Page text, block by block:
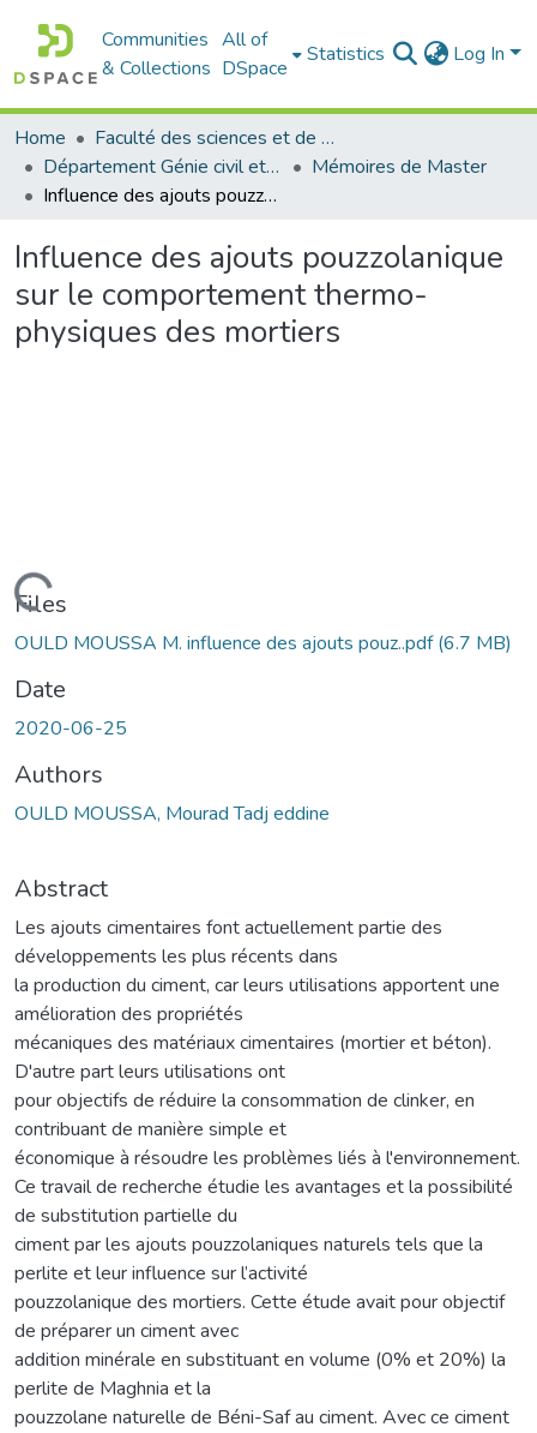
Communities
& Collections
All of
DSpace
Statistics Log In
Home
Faculté des sciences et de la technologie
Département Génie civil et Architecture
Mémoires de Master
Influence des ajouts pouzzolanique sur le comportement thermo-physiques des mortiers
Influence des ajouts pouzzolanique
sur le comportement thermo-
physiques des mortiers
Files
OULD MOUSSA M. influence des ajouts pouz..pdf(6.7 MB)
Date
2020-06-25
Authors
OULD MOUSSA, Mourad Tadj eddine
Abstract
Les ajouts cimentaires font actuellement partie des
développements les plus récents dans
la production du ciment, car leurs utilisations apportent une
amélioration des propriétés
mécaniques des matériaux cimentaires (mortier et béton).
D'autre part leurs utilisations ont
pour objectifs de réduire la consommation de clinker, en
contribuant de manière simple et
économique à résoudre les problèmes liés à l'environnement.
Ce travail de recherche étudie les avantages et la possibilité
de substitution partielle du
ciment par les ajouts pouzzolaniques naturels tels que la
perlite et leur influence sur l’activité
pouzzolanique des mortiers. Cette étude avait pour objectif
de préparer un ciment avec
addition minérale en substituant en volume (0% et 20%) la
perlite de Maghnia et la
pouzzolane naturelle de Béni-Saf au ciment. Avec ce ciment